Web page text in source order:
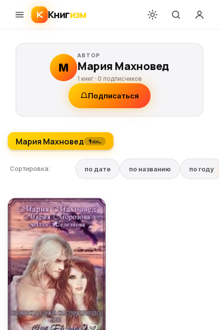
Книгизм
М
АВТОР
Мария Махновед
1 книг ·0 подписчиков
Подписаться
Мария Махновед 1 кн.
Сортировка: по дате по названию по году